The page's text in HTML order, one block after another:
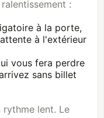
:
à la porte,
à l'extérieur
vous fera perdre
sans billet
lent. Le